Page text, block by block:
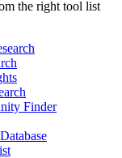
the right tool list
Finder